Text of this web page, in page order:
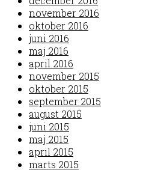
november 2016
oktober 2016
juni 2016
maj 2016
april 2016
november 2015
oktober 2015
september 2015
august 2015
juni 2015
maj 2015
april 2015
marts 2015